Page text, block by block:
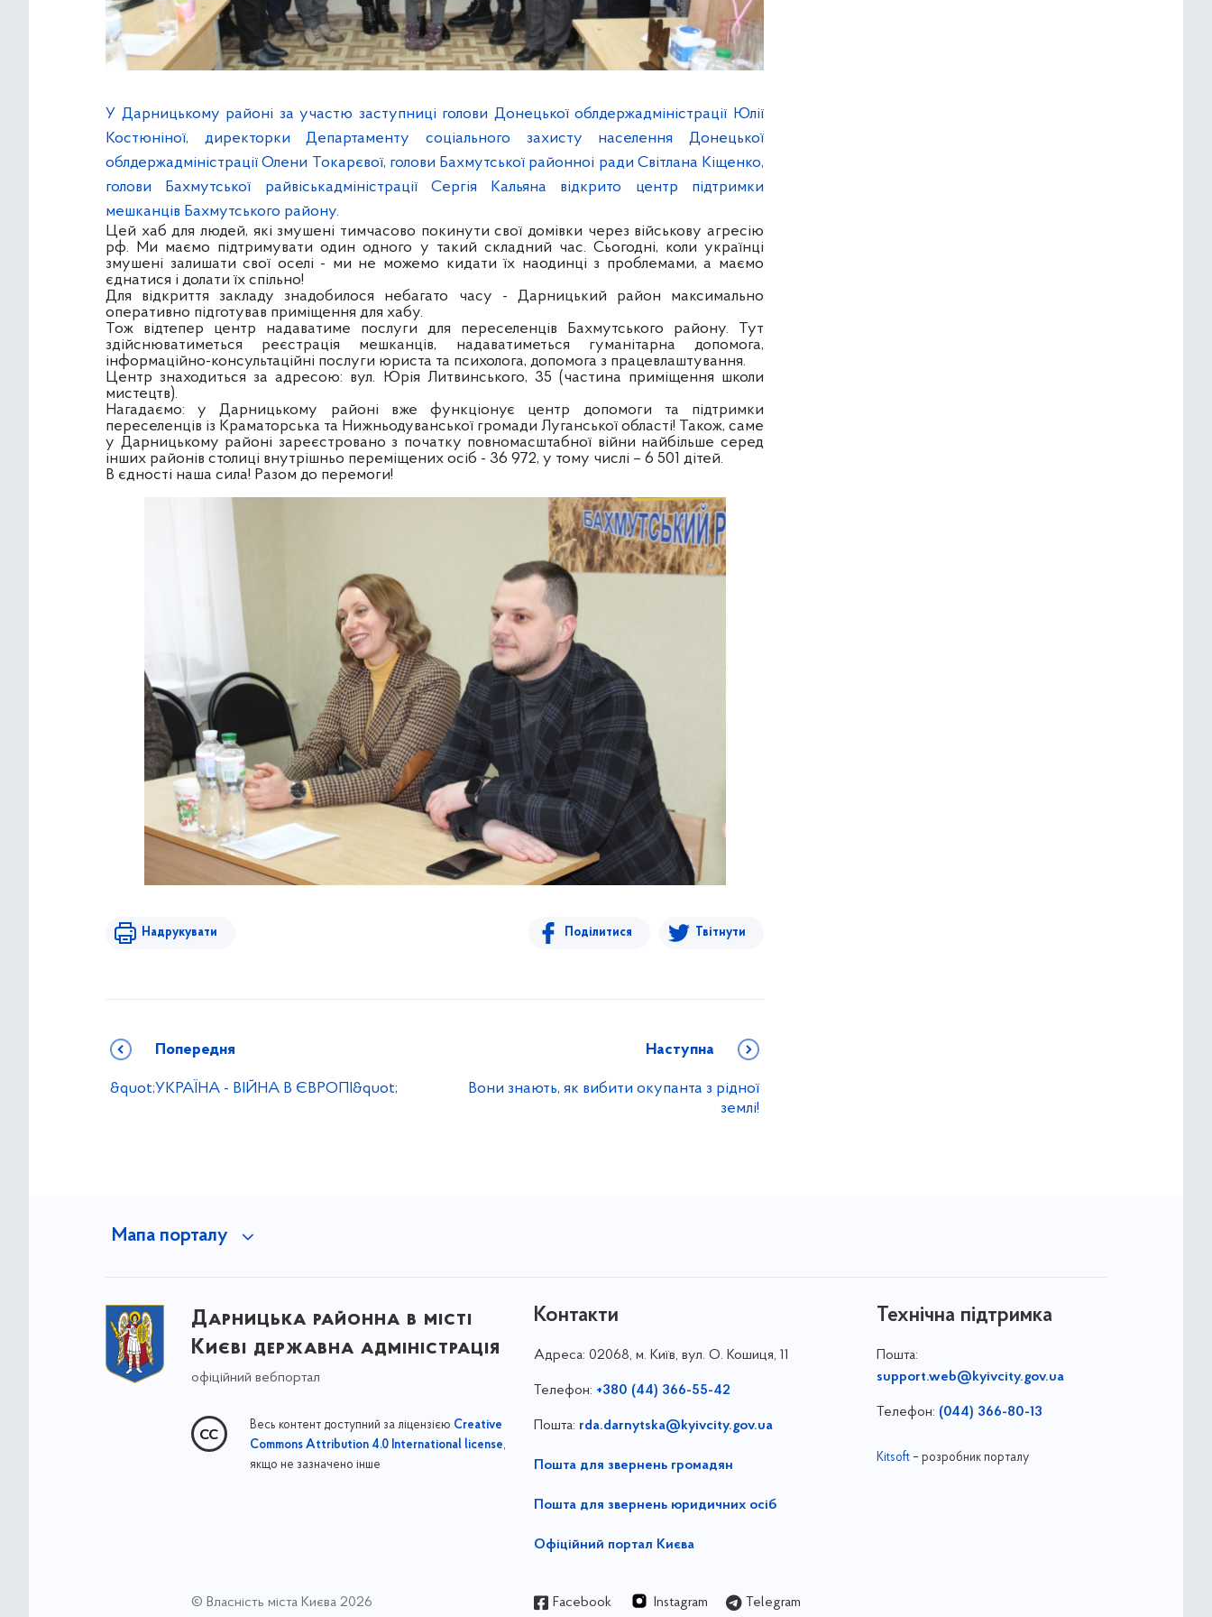
У Дарницькому районі за участю заступниці голови Донецької облдержадміністрації Юлії
Костюніної, директорки Департаменту соціального захисту населення Донецької
облдержадміністрації Олени Токарєвої, голови Бахмутської районноі ради Світлана Кіщенко,
голови Бахмутської райвіськадміністрації Сергія Кальяна відкрито центр підтримки
мешканців Бахмутського району.
Цей хаб для людей, які змушені тимчасово покинути свої домівки через військову агресію
рф. Ми маємо підтримувати один одного у такий складний час. Сьогодні, коли українці
змушені залишати свої оселі - ми не можемо кидати їх наодинці з проблемами, а маємо
єднатися і долати їх спільно!
Для відкриття закладу знадобилося небагато часу - Дарницький район максимально
оперативно підготував приміщення для хабу.
Тож відтепер центр надаватиме послуги для переселенців Бахмутського району. Тут
здійснюватиметься реєстрація мешканців, надаватиметься гуманітарна допомога,
інформаційно-консультаційні послуги юриста та психолога, допомога з працевлаштування.
Центр знаходиться за адресою: вул. Юрія Литвинського, 35 (частина приміщення школи
мистецтв).
Нагадаємо: у Дарницькому районі вже функціонує центр допомоги та підтримки
переселенців із Краматорська та Нижньодуванської громади Луганської області! Також, саме
у Дарницькому районі зареєстровано з початку повномасштабної війни найбільше серед
інших районів столиці внутрішньо переміщених осіб - 36 972, у тому числі – 6 501 дітей.
В єдності наша сила! Разом до перемоги!
Надрукувати Поділитися Твітнути
Попередня
&quot;УКРАЇНА - ВІЙНА В ЄВРОПІ&quot;
Наступна
Вони знають, як вибити окупанта з рідної
землі!
Мапа порталу
Дарницька районна в місті
Києві державна адміністрація
офіційний вебпортал
Весь контент доступний за ліцензією Creative
Commons Attribution 4.0 International license,
якщо не зазначено інше
Контакти
Адреса: 02068, м. Київ, вул. О. Кошиця, 11
Телефон: +380 (44) 366-55-42
Пошта: rda.darnytska@kyivcity.gov.ua
Пошта для звернень громадян
Пошта для звернень юридичних осіб
Офіційний портал Києва
Технічна підтримка
Пошта:
support.web@kyivcity.gov.ua
Телефон: (044) 366-80-13
Kitsoft– розробник порталу
© Власність міста Києва 2026 Facebook Instagram Telegram